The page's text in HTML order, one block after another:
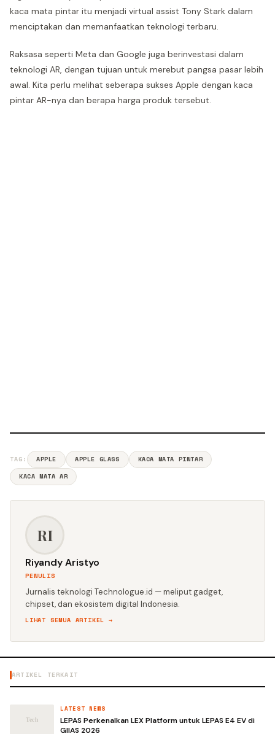
kaca mata pintar itu menjadi virtual assist Tony Stark dalam
menciptakan dan memanfaatkan teknologi terbaru.
Raksasa seperti Meta dan Google juga berinvestasi dalam
teknologi AR, dengan tujuan untuk merebut pangsa pasar lebih
awal. Kita perlu melihat seberapa sukses Apple dengan kaca
pintar AR-nya dan berapa harga produk tersebut.
TAG: APPLE APPLE GLASS
KACA MATA PINTAR
KACA MATA AR
RI
Riyandy Aristyo
PENULIS
Jurnalis teknologi Technologue.id — meliput gadget,
chipset, dan ekosistem digital Indonesia.
LIHAT SEMUA ARTIKEL →
ARTIKEL TERKAIT
LATEST NEWS
LEPAS Perkenalkan LEX Platform untuk LEPAS E4 EV di
GIIAS 2026